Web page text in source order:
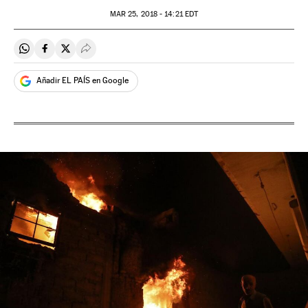
MAR 25, 2018 - 14:21EDT
Compartir en Whatsapp
Compartir en Facebook
Compartir en Twitter
Desplegar Redes Sociales
Añadir EL PAÍS en Google